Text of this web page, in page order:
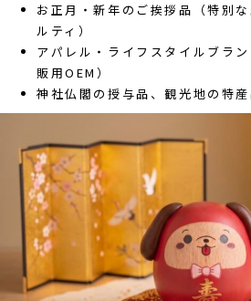
お正月・新年のご挨拶品（特別
ルティ）
アパレル・ライフスタイルブラ
販用OEM）
神社仏閣の授与品、観光地の特産